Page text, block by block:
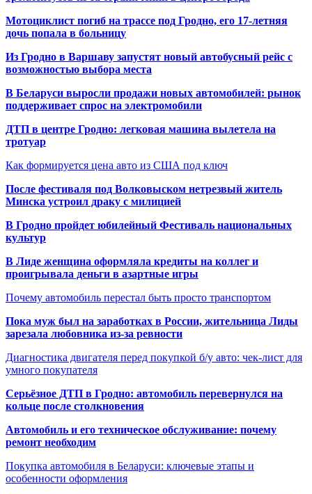
Мотоциклист погиб на трассе под Гродно, его 17-летняя
дочь попала в больницу
Из Гродно в Варшаву запустят новый автобусный рейс с
возможностью выбора места
В Беларуси выросли продажи новых автомобилей: рынок
поддерживает спрос на электромобили
ДТП в центре Гродно: легковая машина вылетела на
тротуар
Как формируется цена авто из США под ключ
После фестиваля под Волковыском нетрезвый житель
Минска устроил драку с милицией
В Гродно пройдет юбилейный Фестиваль национальных
культур
В Лиде женщина оформляла кредиты на коллег и
проигрывала деньги в азартные игры
Почему автомобиль перестал быть просто транспортом
Пока муж был на заработках в России, жительница Лиды
зарезала любовника из-за ревности
Диагностика двигателя перед покупкой б/у авто: чек-лист для
умного покупателя
Серьёзное ДТП в Гродно: автомобиль перевернулся на
кольце после столкновения
Автомобиль и его техническое обслуживание: почему
ремонт необходим
Покупка автомобиля в Беларуси: ключевые этапы и
особенности оформления